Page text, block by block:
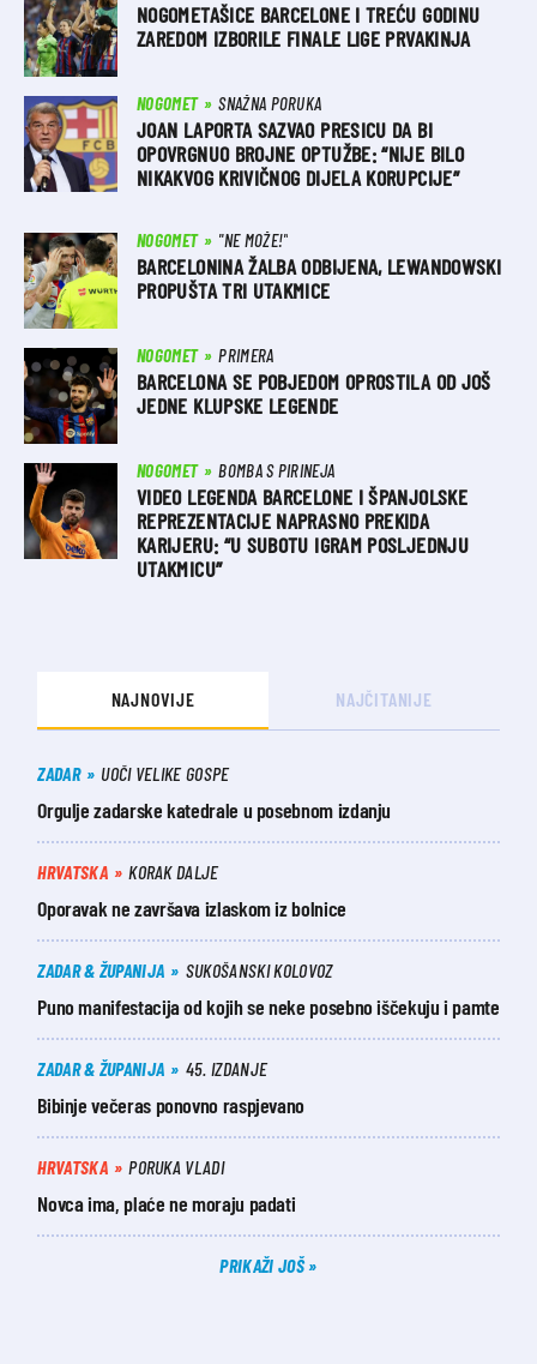
NOGOMETAŠICE BARCELONE I TREĆU GODINU
ZAREDOM IZBORILE FINALE LIGE PRVAKINJA
NOGOMET SNAŽNA PORUKA
JOAN LAPORTA SAZVAO PRESICU DA BI
OPOVRGNUO BROJNE OPTUŽBE: “NIJE BILO
NIKAKVOG KRIVIČNOG DIJELA KORUPCIJE”
NOGOMET "NE MOŽE!"
BARCELONINA ŽALBA ODBIJENA, LEWANDOWSKI
PROPUŠTA TRI UTAKMICE
NOGOMET PRIMERA
BARCELONA SE POBJEDOM OPROSTILA OD JOŠ
JEDNE KLUPSKE LEGENDE
NOGOMET BOMBA S PIRINEJA
VIDEO LEGENDA BARCELONE I ŠPANJOLSKE
REPREZENTACIJE NAPRASNO PREKIDA
KARIJERU: “U SUBOTU IGRAM POSLJEDNJU
UTAKMICU”
NAJNOVIJE NAJČITANIJE
ZADAR UOČI VELIKE GOSPE
Orgulje zadarske katedrale u posebnom izdanju
HRVATSKA KORAK DALJE
Oporavak ne završava izlaskom iz bolnice
ZADAR & ŽUPANIJA SUKOŠANSKI KOLOVOZ
Puno manifestacija od kojih se neke posebno iščekuju i pamte
ZADAR & ŽUPANIJA 45. IZDANJE
Bibinje večeras ponovno raspjevano
HRVATSKA PORUKA VLADI
Novca ima, plaće ne moraju padati
PRIKAŽI JOŠ